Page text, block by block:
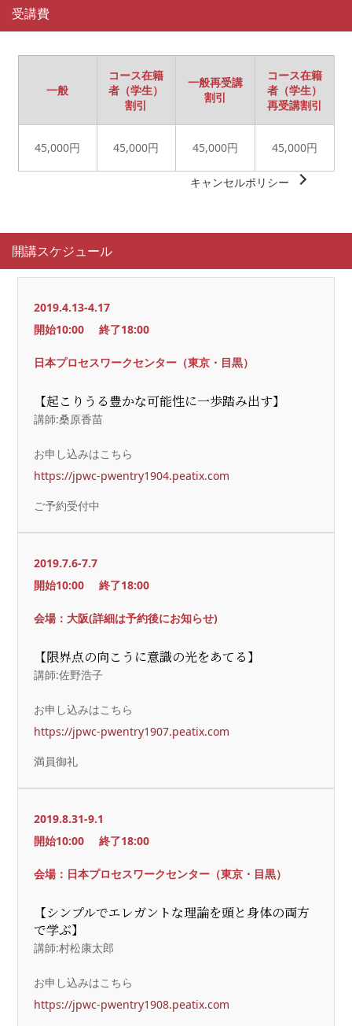
受講費
一般
コース在籍
者（学生）
割引
一般再受講
割引
コース在籍
者（学生）
再受講割引
45,000円 45,000円 45,000円 45,000円
キャンセルポリシー
開講スケジュール
2019.4.13-4.17
開始10:00
終了18:00
日本プロセスワークセンター（東京・目黒）
【起こりうる豊かな可能性に一歩踏み出す】
講師:桑原香苗
お申し込みはこちら
https://jpwc-pwentry1904.peatix.com
ご予約受付中
2019.7.6-7.7
開始10:00
終了18:00
会場：大阪(詳細は予約後にお知らせ)
【限界点の向こうに意識の光をあてる】
講師:佐野浩子
お申し込みはこちら
https://jpwc-pwentry1907.peatix.com
満員御礼
2019.8.31-9.1
開始10:00
終了18:00
会場：日本プロセスワークセンター（東京・目黒）
【シンプルでエレガントな理論を頭と身体の両方
で学ぶ】
講師:村松康太郎
お申し込みはこちら
https://jpwc-pwentry1908.peatix.com